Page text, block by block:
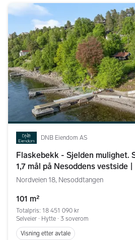
DNB Eiendom AS
Flaskebekk - Sjelden mulighet.
1,7 mål på Nesoddens vestside
kort båttur fra Oslo
Nordveien 18, Nesoddtangen
101 m²
Totalpris: 18 451 090 kr
Selveier ∙ Hytte ∙ 3 soverom
Visning etter avtale